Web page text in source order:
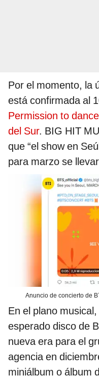
Por el momento, la
está confirmada al
Permission to
del Sur. BIG HIT
que “el show en
para marzo se
Anuncio de concierto de
En el plano
esperado disco de
nueva era para el
agencia en
miniálbum o álbum